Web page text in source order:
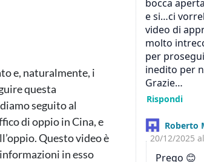
e, naturalmente, i
questa
seguito al
di oppio in Cina, e
Questo video è
in esso